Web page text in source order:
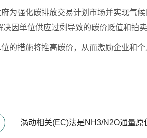
为强化碳排放交易计划市场并实现气候
决因单位供应过剩导致的碳价贬值和拍卖
的措施将推高碳价，从而激励企业和
涡动相关(EC)法是NH3/N2O通量原